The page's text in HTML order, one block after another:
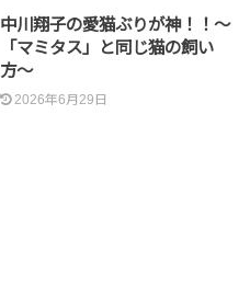
中川翔子の愛猫ぶりが神！！〜
「マミタス」と同じ猫の飼い
方〜
2026年6月29日